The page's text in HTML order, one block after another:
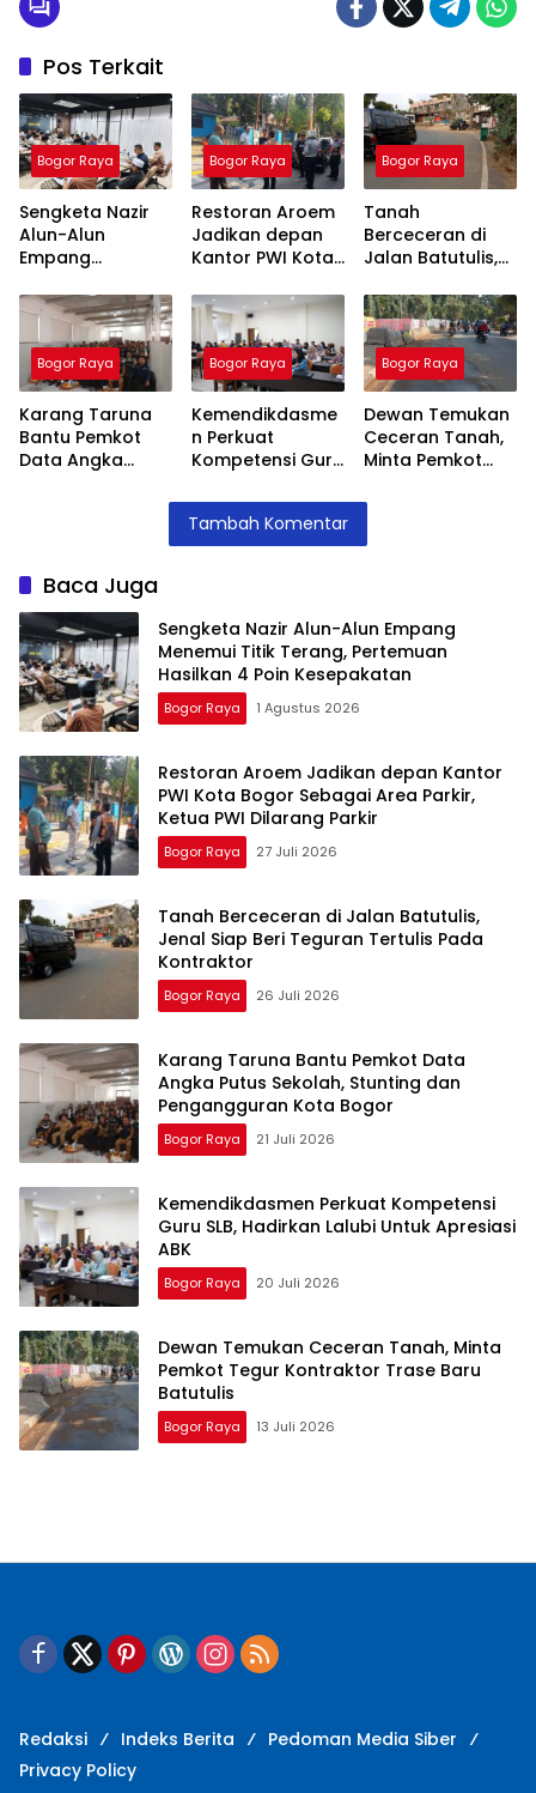
Pos Terkait
Bogor Raya
Sengketa Nazir
Alun-Alun
Empang
Terang,
Pertemuan
Hasilkan 4 Poin
Kesepakatan
Bogor Raya
Restoran Aroem
Jadikan depan
Kantor PWI Kota
Area Parkir,
Ketua PWI
Dilarang Parkir
Bogor Raya
Tanah
Berceceran di
Jalan Batutulis,
Teguran Tertulis
Pada Kontraktor
Bogor Raya
Karang Taruna
Bantu Pemkot
Data Angka
Bogor Raya
Kemendikdasme
n Perkuat
Kompetensi Guru
Lalubi Untuk
Apresiasi ABK
Bogor Raya
Dewan Temukan
Ceceran Tanah,
Minta Pemkot
Trase Baru
Tambah Komentar
Baca Juga
Sengketa Nazir Alun-Alun Empang
Menemui Titik Terang, Pertemuan
Hasilkan 4 Poin Kesepakatan
Bogor Raya 1 Agustus 2026
Restoran Aroem Jadikan depan Kantor
PWI Kota Bogor Sebagai Area Parkir,
Ketua PWI Dilarang Parkir
Bogor Raya 27 Juli 2026
Tanah Berceceran di Jalan Batutulis,
Jenal Siap Beri Teguran Tertulis Pada
Kontraktor
Bogor Raya 26 Juli 2026
Karang Taruna Bantu Pemkot Data
Angka Putus Sekolah, Stunting dan
Pengangguran Kota Bogor
Bogor Raya 21 Juli 2026
Kemendikdasmen Perkuat Kompetensi
Guru SLB, Hadirkan Lalubi Untuk Apresiasi
ABK
Bogor Raya 20 Juli 2026
Dewan Temukan Ceceran Tanah, Minta
Pemkot Tegur Kontraktor Trase Baru
Batutulis
Bogor Raya 13 Juli 2026
Redaksi Indeks Berita
Pedoman Media Siber
Privacy Policy